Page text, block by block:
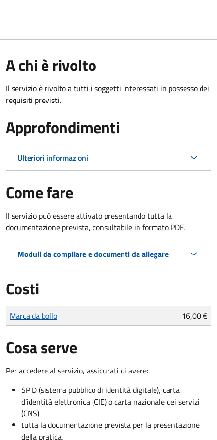
A chi è rivolto
Il servizio è rivolto a tutti i soggetti interessati in possesso dei
requisiti previsti.
Approfondimenti
Ulteriori informazioni
Come fare
Il servizio può essere attivato presentando tutta la
documentazione prevista, consultabile in formato PDF.
Moduli da compilare e documenti da allegare
Costi
Tipo di pagamento
Importo
Marca da bollo 16,00 €
Cosa serve
Per accedere al servizio, assicurati di avere:
SPID (sistema pubblico di identità digitale), carta
d’identità elettronica (CIE) o carta nazionale dei servizi
(CNS)
tutta la documentazione prevista per la presentazione
della pratica.